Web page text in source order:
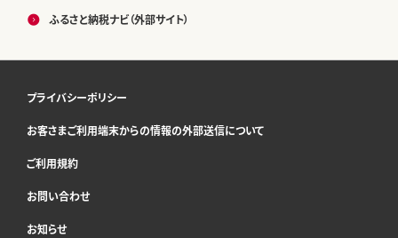
ふるさと納税ナビ（外部サイト）
プライバシーポリシー
お客さまご利用端末からの情報の外部送信について
ご利用規約
お問い合わせ
お知らせ